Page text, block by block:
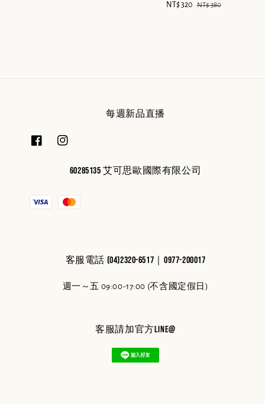
Sale
NT$ 320 Regular
NT$ 380
每週新品直播
60285135 艾可思歐國際有限公司
客服電話 (04)2320-6517｜0977-200017
週一～五 09:00-17:00 (不含國定假日)
客服請加官方line@